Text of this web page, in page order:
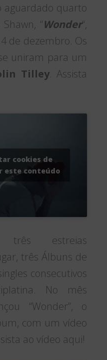
aguardado quarto
“Wonder“,
de dezembro. Os
uniram para um
Tilley. Assista
cookies de
este conteúdo
estreias
três Álbuns de
consecutivos
No mês
“Wonder”, o
com um vídeo
ao vídeo aqui!